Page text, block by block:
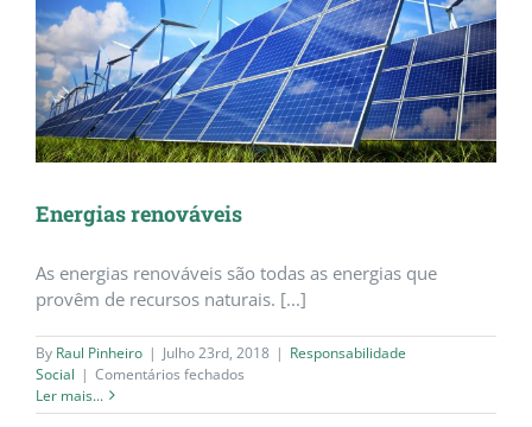
Energias renováveis
As energias renováveis são todas as energias que
provêm de recursos naturais. [...]
By Raul Pinheiro | Julho 23rd, 2018 | Responsabilidade
Social | Comentários fechados
renováveis
Ler mais...